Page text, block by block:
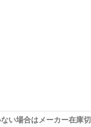
場合はメーカー在庫